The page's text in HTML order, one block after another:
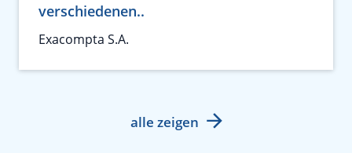
verschiedenen..
Exacompta S.A.
alle zeigen